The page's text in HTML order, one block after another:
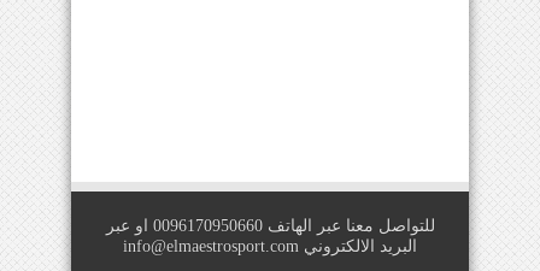
للتواصل معنا عبر الهاتف 0096170950660 او عبر
البريد الالكتروني info@elmaestrosport.com